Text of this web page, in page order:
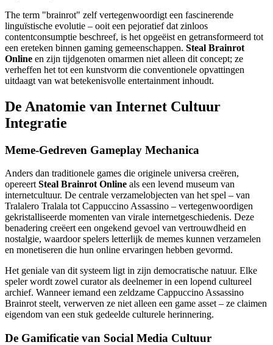
The term "brainrot" zelf vertegenwoordigt een fascinerende
linguïstische evolutie – ooit een pejoratief dat zinloos
contentconsumptie beschreef, is het opgeëist en getransformeerd tot
een ereteken binnen gaming gemeenschappen. Steal Brainrot
Online en zijn tijdgenoten omarmen niet alleen dit concept; ze
verheffen het tot een kunstvorm die conventionele opvattingen
uitdaagt van wat betekenisvolle entertainment inhoudt.
De Anatomie van Internet Cultuur
Integratie
Meme-Gedreven Gameplay Mechanica
Anders dan traditionele games die originele universa creëren,
opereert Steal Brainrot Online als een levend museum van
internetcultuur. De centrale verzamelobjecten van het spel – van
Tralalero Tralala tot Cappuccino Assassino – vertegenwoordigen
gekristalliseerde momenten van virale internetgeschiedenis. Deze
benadering creëert een ongekend gevoel van vertrouwdheid en
nostalgie, waardoor spelers letterlijk de memes kunnen verzamelen
en monetiseren die hun online ervaringen hebben gevormd.
Het geniale van dit systeem ligt in zijn democratische natuur. Elke
speler wordt zowel curator als deelnemer in een lopend cultureel
archief. Wanneer iemand een zeldzame Cappuccino Assassino
Brainrot steelt, verwerven ze niet alleen een game asset – ze claimen
eigendom van een stuk gedeelde culturele herinnering.
De Gamificatie van Social Media Cultuur